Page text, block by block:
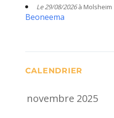
Le 29/08/2026à Molsheim
Beoneema
CALENDRIER